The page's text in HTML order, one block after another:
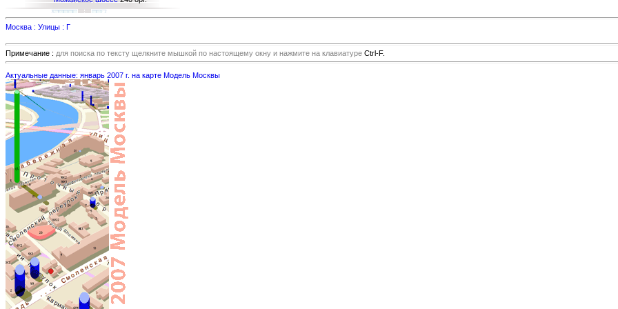
Москва : Улицы : Г
Примечание : для поиска по тексту щелкните мышкой по настоящему окну и нажмите на клавиатуре Ctrl-F.
Актуальные данные: январь 2007 г. на карте Модель Москвы